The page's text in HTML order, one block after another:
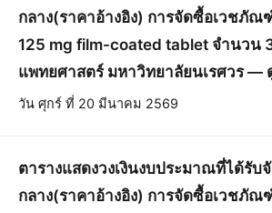
กลาง(ราคาอ้างอิง) การจัดซื้อเวชภัณ
125 mg film-coated tablet จำนวน
แพทยศาสตร์ มหาวิทยาลัยนเรศวร —
วัน ศุกร์ ที่ 20 มีนาคม 2569
ตารางแสดงวงเงินงบประมาณที่ได้รับ
กลาง(ราคาอ้างอิง) การจัดซื้อเวชภั